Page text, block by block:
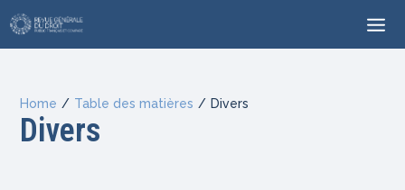
Home / Table des matières / Divers
Divers